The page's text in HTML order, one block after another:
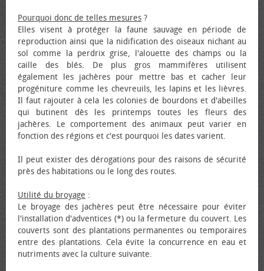
Pourquoi donc de telles mesures ?
Elles visent à protéger la faune sauvage en période de
reproduction ainsi que la nidification des oiseaux nichant au
sol comme la perdrix grise, l'alouette des champs ou la
caille des blés. De plus gros mammifères utilisent
également les jachères pour mettre bas et cacher leur
progéniture comme les chevreuils, les lapins et les lièvres.
Il faut rajouter à cela les colonies de bourdons et d'abeilles
qui butinent dès les printemps toutes les fleurs des
jachères. Le comportement des animaux peut varier en
fonction des régions et c'est pourquoi les dates varient.
Il peut exister des dérogations pour des raisons de sécurité
près des habitations ou le long des routes.
Utilité du broyage :
Le broyage des jachères peut être nécessaire pour éviter
l'installation d'adventices (*) ou la fermeture du couvert. Les
couverts sont des plantations permanentes ou temporaires
entre des plantations. Cela évite la concurrence en eau et
nutriments avec la culture suivante.